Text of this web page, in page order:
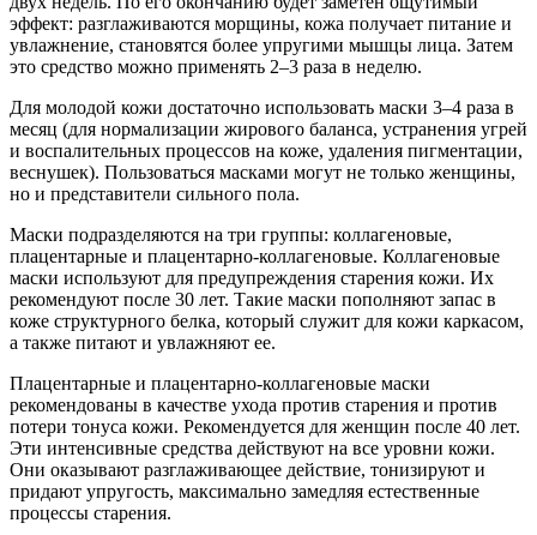
эффект: разглаживаются морщины, кожа получает питание и
увлажнение, становятся более упругими мышцы лица. Затем
это средство можно применять 2–3 раза в неделю.
Для молодой кожи достаточно использовать маски 3–4 раза в
месяц (для нормализации жирового баланса, устранения угрей
и воспалительных процессов на коже, удаления пигментации,
веснушек). Пользоваться масками могут не только женщины,
но и представители сильного пола.
Маски подразделяются на три группы: коллагеновые,
плацентарные и плацентарно-коллагеновые. Коллагеновые
маски используют для предупреждения старения кожи. Их
рекомендуют после 30 лет. Такие маски пополняют запас в
коже структурного белка, который служит для кожи каркасом,
а также питают и увлажняют ее.
Плацентарные и плацентарно-коллагеновые маски
рекомендованы в качестве ухода против старения и против
потери тонуса кожи. Рекомендуется для женщин после 40 лет.
Эти интенсивные средства действуют на все уровни кожи.
Они оказывают разглаживающее действие, тонизируют и
придают упругость, максимально замедляя естественные
процессы старения.